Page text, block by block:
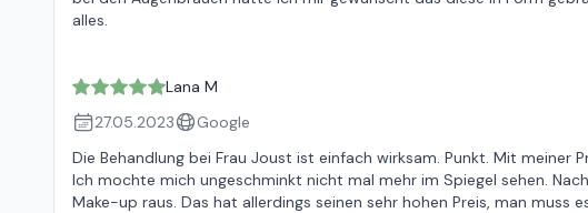
alles.
Lana M
27.05.2023
Google
Die Behandlung bei Frau Joust ist einfach wirksam. Punkt. Mit meiner
Ich mochte mich ungeschminkt nicht mal mehr im Spiegel sehen.
Make-up raus. Das hat allerdings seinen sehr hohen Preis, man muss